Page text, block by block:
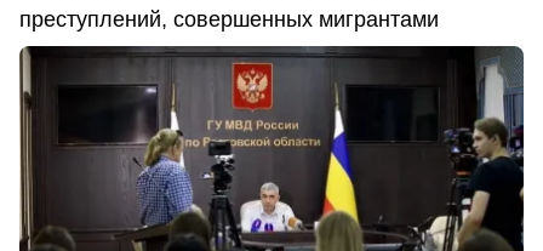
преступлений, совершенных мигрантами